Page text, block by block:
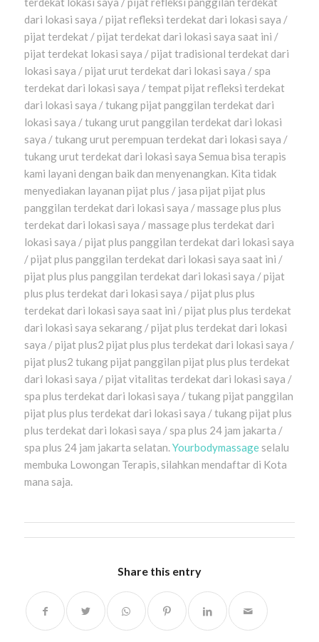
dari lokasi saya / pijat refleksi terdekat dari lokasi saya /
pijat terdekat / pijat terdekat dari lokasi saya saat ini /
pijat terdekat lokasi saya / pijat tradisional terdekat dari
lokasi saya / pijat urut terdekat dari lokasi saya / spa
terdekat dari lokasi saya / tempat pijat refleksi terdekat
dari lokasi saya / tukang pijat panggilan terdekat dari
lokasi saya / tukang urut panggilan terdekat dari lokasi
saya / tukang urut perempuan terdekat dari lokasi saya /
tukang urut terdekat dari lokasi saya Semua bisa terapis
kami layani dengan baik dan menyenangkan. Kita tidak
menyediakan layanan pijat plus / jasa pijat pijat plus
panggilan terdekat dari lokasi saya / massage plus plus
terdekat dari lokasi saya / massage plus terdekat dari
lokasi saya / pijat plus panggilan terdekat dari lokasi saya
/ pijat plus panggilan terdekat dari lokasi saya saat ini /
pijat plus plus panggilan terdekat dari lokasi saya / pijat
plus plus terdekat dari lokasi saya / pijat plus plus
terdekat dari lokasi saya saat ini / pijat plus plus terdekat
dari lokasi saya sekarang / pijat plus terdekat dari lokasi
saya / pijat plus2 pijat plus plus terdekat dari lokasi saya /
pijat plus2 tukang pijat panggilan pijat plus plus terdekat
dari lokasi saya / pijat vitalitas terdekat dari lokasi saya /
spa plus terdekat dari lokasi saya / tukang pijat panggilan
pijat plus plus terdekat dari lokasi saya / tukang pijat plus
plus terdekat dari lokasi saya / spa plus 24 jam jakarta /
spa plus 24 jam jakarta selatan.Yourbodymassageselalu
membuka Lowongan Terapis, silahkan mendaftar di Kota
mana saja.
Share this entry